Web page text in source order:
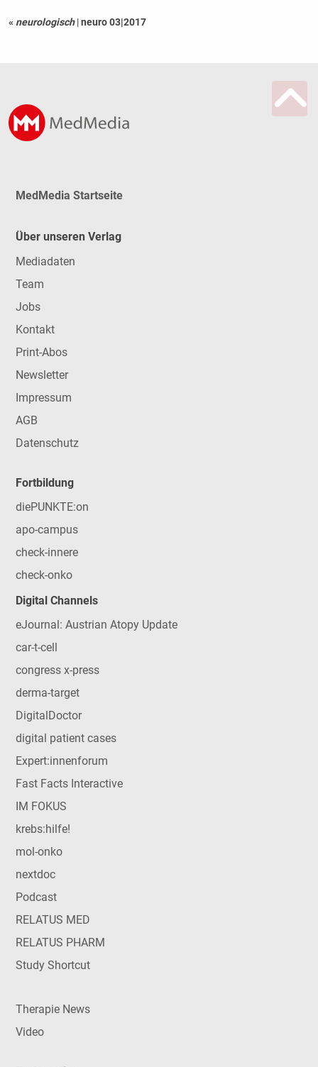
« neurologisch |neuro 03|2017
MedMedia Startseite
Über unseren Verlag
Mediadaten
Team
Jobs
Kontakt
Print-Abos
Newsletter
Impressum
AGB
Datenschutz
Fortbildung
diePUNKTE:on
apo-campus
check-innere
check-onko
Digital Channels
eJournal: Austrian Atopy Update
car-t-cell
congress x-press
derma-target
DigitalDoctor
digital patient cases
Expert:innenforum
Fast Facts Interactive
IM FOKUS
krebs:hilfe!
mol-onko
nextdoc
Podcast
RELATUS MED
RELATUS PHARM
Study Shortcut
Therapie News
Video